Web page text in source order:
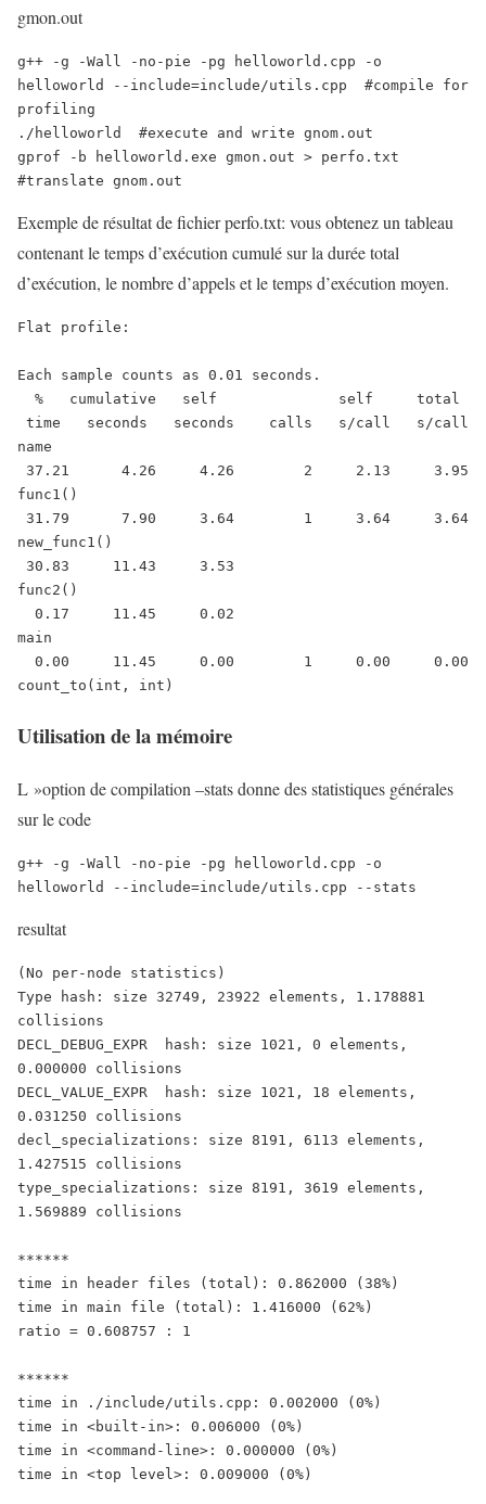
gmon.out
g++ -g -Wall -no-pie -pg helloworld.cpp -o
helloworld --include=include/utils.cpp  #compile for
profiling
./helloworld  #execute and write gnom.out
gprof -b helloworld.exe gmon.out > perfo.txt
#translate gnom.out
Exemple de résultat de fichier perfo.txt: vous obtenez un tableau
contenant le temps d’exécution cumulé sur la durée total
d’exécution, le nombre d’appels et le temps d’exécution moyen.
Flat profile:
Each sample counts as 0.01 seconds.
name
func1()
new_func1()
func2()
main
count_to(int, int)
Utilisation de la mémoire
L »option de compilation –stats donne des statistiques générales
sur le code
g++ -g -Wall -no-pie -pg helloworld.cpp -o
helloworld --include=include/utils.cpp --stats
resultat
(No per-node statistics)
Type hash: size 32749, 23922 elements, 1.178881
collisions
DECL_DEBUG_EXPR  hash: size 1021, 0 elements,
0.000000 collisions
DECL_VALUE_EXPR  hash: size 1021, 18 elements,
0.031250 collisions
decl_specializations: size 8191, 6113 elements,
1.427515 collisions
type_specializations: size 8191, 3619 elements,
1.569889 collisions
******
time in header files (total): 0.862000 (38%)
time in main file (total): 1.416000 (62%)
ratio = 0.608757 : 1
******
time in ./include/utils.cpp: 0.002000 (0%)
time in <built-in>: 0.006000 (0%)
time in <command-line>: 0.000000 (0%)
time in <top level>: 0.009000 (0%)